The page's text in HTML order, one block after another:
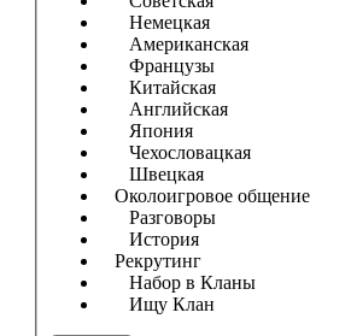
Немецкая
Американская
Французы
Китайская
Английская
Япония
Чехословацкая
Швецкая
Околоигровое общение
Разговоры
История
Рекрутинг
Набор в Кланы
Ищу Клан